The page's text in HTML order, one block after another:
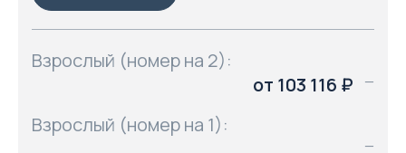
Взрослый (номер на 2):
от 103 116 ₽
—
Взрослый (номер на 1):
—